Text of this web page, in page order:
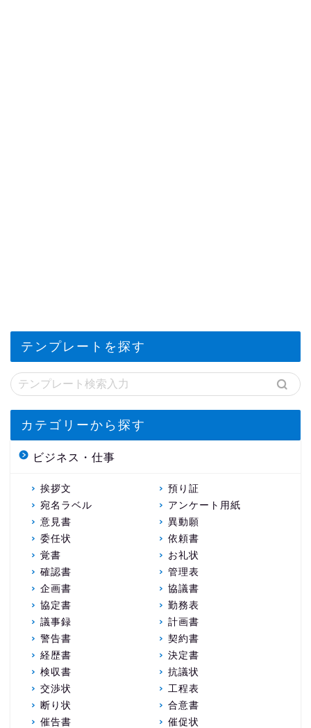
テンプレートを探す
カテゴリーから探す
ビジネス・仕事
挨拶文
預り証
宛名ラベル
アンケート用紙
意見書
異動願
委任状
依頼書
覚書
お礼状
確認書
管理表
企画書
協議書
協定書
勤務表
議事録
計画書
警告書
契約書
経歴書
決定書
検収書
抗議状
交渉状
工程表
断り状
合意書
催告書
催促状